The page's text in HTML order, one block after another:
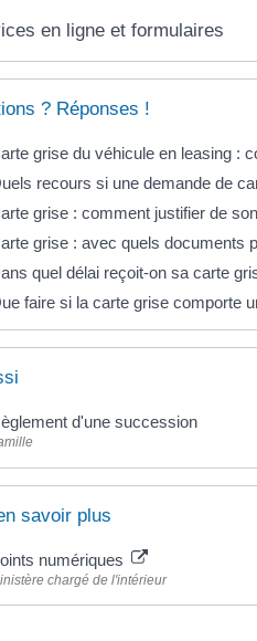
en ligne et formulaires
? Réponses !
grise du véhicule en leasing :
recours si une demande de
grise : comment justifier de
grise : avec quels documents
quel délai reçoit-on sa carte
faire si la carte grise comporte
d'une succession
savoir plus
numériques
chargé de l'intérieur